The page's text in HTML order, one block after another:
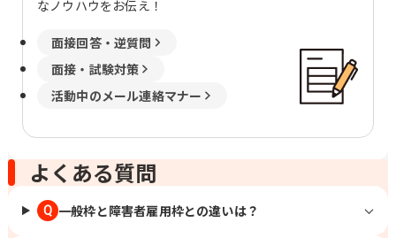
なノウハウをお伝え！
面接回答・逆質問
面接・試験対策
活動中のメール連絡マナー
よくある質問
Q 一般枠と障害者雇用枠との違いは？